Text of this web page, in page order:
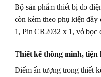
Bộ sản phẩm thiết bị đo
còn kèm theo phụ kiện
1, Pin CR2032 x 1, vỏ bọc
Thiết kế thông minh, tiện
Điểm ấn tượng trong thiết